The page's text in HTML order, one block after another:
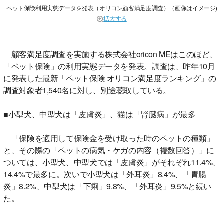
ペット保険利用実態データを発表（オリコン顧客満足度調査）（画像はイメージ)
拡大する
顧客満足度調査を実施する株式会社oricon MEはこのほど、
「ペット保険」の利用実態データを発表。調査は、昨年10月
に発表した最新「ペット保険 オリコン満足度ランキング」の
調査対象者1,540名に対し、別途聴取している。
■小型犬、中型犬は「皮膚炎」、猫は「腎臓病」が最多
「保険を適用して保険金を受け取った時のペットの種類」
と、その際の「ペットの病気・ケガの内容（複数回答）」に
ついては、小型犬、中型犬では「皮膚炎」がそれぞれ11.4%、
14.4%で最多に。次いで小型犬は「外耳炎」8.4%、「胃腸
炎」8.2%、中型犬は「下痢」9.8%、「外耳炎」9.5%と続い
た。